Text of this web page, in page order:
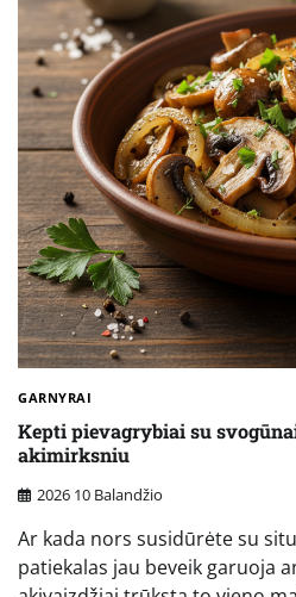
GARNYRAI
Kepti pievagrybiai su
akimirksniu
2026 10 Balandžio
Ar kada nors susidūrėte su
patiekalas jau beveik garuoja